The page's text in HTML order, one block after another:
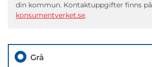
din kommun. Kontaktuppgifter finns på
konsumentverket.se.
Grå